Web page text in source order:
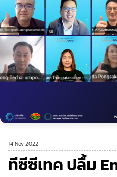
14 Nov 2022
ทีซีซีเทค ปลื้ม